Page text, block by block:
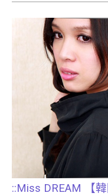
::Miss DREAM 【